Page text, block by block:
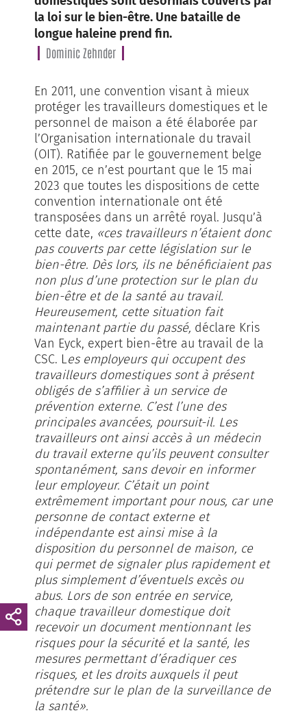
la loi sur le bien-être. Une bataille de
longue haleine prend fin.
Dominic Zehnder
En 2011, une convention visant à mieux
protéger les travailleurs domestiques et le
personnel de maison a été élaborée par
l’Organisation internationale du travail
(OIT). Ratifiée par le gouvernement belge
en 2015, ce n’est pourtant que le 15 mai
2023 que toutes les dispositions de cette
convention internationale ont été
transposées dans un arrêté royal. Jusqu’à
cette date, «ces travailleurs n’étaient donc
pas couverts par cette législation sur le
bien-être. Dès lors, ils ne bénéficiaient pas
non plus d’une protection sur le plan du
bien-être et de la santé au travail.
Heureusement, cette situation fait
maintenant partie du passé, déclare Kris
Van Eyck, expert bien-être au travail de la
CSC. Les employeurs qui occupent des
travailleurs domestiques sont à présent
obligés de s’affilier à un service de
prévention externe. C’est l’une des
principales avancées, poursuit-il. Les
travailleurs ont ainsi accès à un médecin
du travail externe qu’ils peuvent consulter
spontanément, sans devoir en informer
leur employeur. C’était un point
extrêmement important pour nous, car une
personne de contact externe et
indépendante est ainsi mise à la
disposition du personnel de maison, ce
qui permet de signaler plus rapidement et
plus simplement d’éventuels excès ou
abus. Lors de son entrée en service,
chaque travailleur domestique doit
recevoir un document mentionnant les
risques pour la sécurité et la santé, les
mesures permettant d’éradiquer ces
risques, et les droits auxquels il peut
prétendre sur le plan de la surveillance de
la santé».